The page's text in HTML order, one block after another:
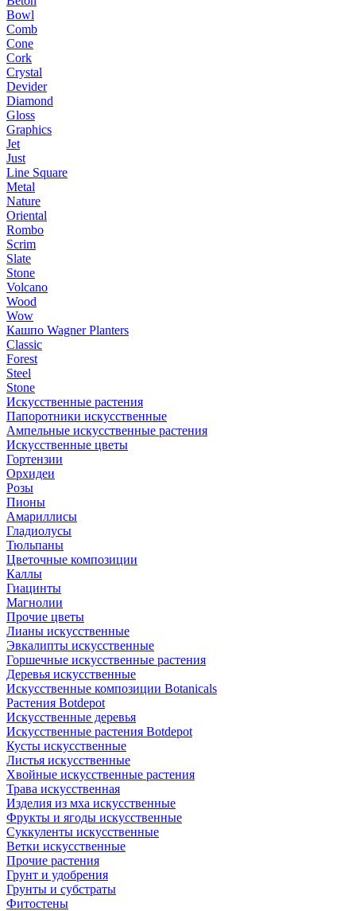
Bowl
Comb
Cone
Cork
Crystal
Devider
Diamond
Gloss
Graphics
Jet
Just
Line Square
Metal
Nature
Oriental
Rombo
Scrim
Slate
Stone
Volcano
Wood
Wow
Кашпо Wagner Planters
Classic
Forest
Steel
Stone
Искусственные растения
Папоротники искусственные
Ампельные искусственные растения
Искусственные цветы
Гортензии
Орхидеи
Розы
Пионы
Амариллисы
Гладиолусы
Тюльпаны
Цветочные композиции
Каллы
Гиацинты
Магнолии
Прочие цветы
Лианы искусственные
Эвкалипты искусственные
Горшечные искусственные растения
Деревья искусственные
Искусственные композиции Botanicals
Растения Botdepot
Искусственные деревья
Искусственные растения Botdepot
Кусты искусственные
Листья искусственные
Хвойные искусственные растения
Трава искусственная
Изделия из мха искусственные
Фрукты и ягоды искусственные
Суккуленты искусственные
Ветки искусственные
Прочие растения
Грунт и удобрения
Грунты и субстраты
Фитостены